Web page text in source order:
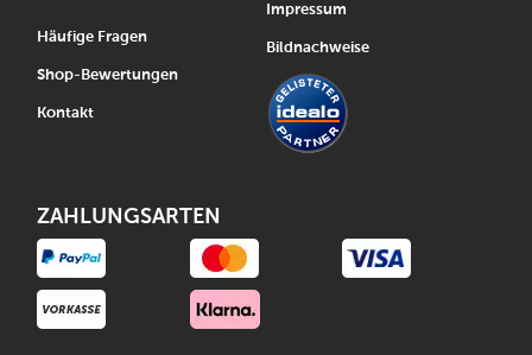
Häufige Fragen
Shop-Bewertungen
Kontakt
Impressum
Bildnachweise
ZAHLUNGSARTEN